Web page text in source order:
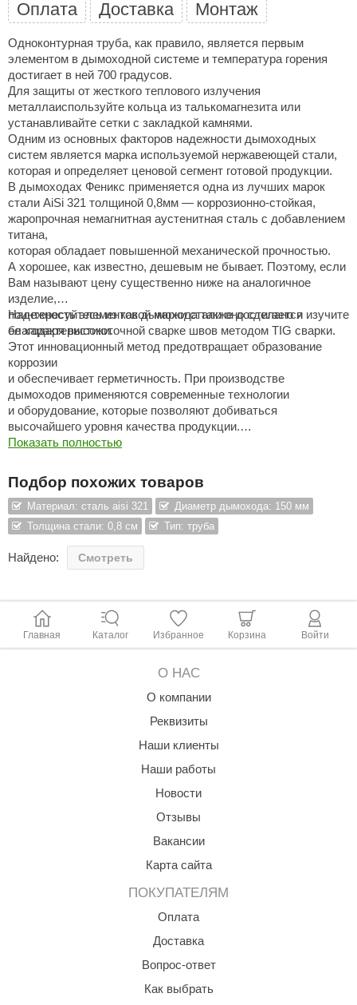
ELEMENTS
Light
Оплата Доставка Монтаж
Одноконтурная труба, как правило, является первым
элементом в дымоходной системе и температура горения
достигает в ней 700 градусов.
Для защиты от жесткого теплового излучения
металлаиспользуйте кольца из талькомагнезита или
устанавливайте сетки с закладкой камнями.
Одним из основных факторов надежности дымоходных
систем является марка используемой нержавеющей стали,
которая и определяет ценовой сегмент готовой продукции.
В дымоходах Феникс применяется одна из лучших марок
стали AiSi 321 толщиной 0,8мм — коррозионно-стойкая,
жаропрочная немагнитная аустенитная сталь с добавлением
титана,
которая обладает повышенной механической прочностью.
А хорошее, как известно, дешевым не бывает. Поэтому, если
Вам называют цену существенно ниже на аналогичное
изделие,
поинтересуйтесь из какой марки стали оно сделано и изучите
ее характеристики.
Надежность элементов дымохода также достигается
благодаря высокоточной сварке швов методом TIG сварки.
Этот инновационный метод предотвращает образование
коррозии
и обеспечивает герметичность. При производстве
дымоходов применяются современные технологии
и оборудование, которые позволяют добиваться
высочайшего уровня качества продукции.
В двухконтурных дымоходах в качестве термоизоляции
с температурой спекания волокон 1000 °C.
Все эти факторы позволяют предоставлять гарантию
на дымоходы Феникс 15 лет.
Внимание: Экономия на дымоходных системах
и их монтаже — основная причина возгораний!
Показать полностью
Подбор похожих товаров
Материал: сталь aisi 321
Диаметр дымохода: 150 мм
Толщина стали: 0,8 см
Тип: труба
Найдено: Смотреть
Главная Каталог Избранное Корзина Войти
О НАС
О компании
Реквизиты
Наши клиенты
Наши работы
Новости
Отзывы
Вакансии
Карта сайта
ПОКУПАТЕЛЯМ
Оплата
Доставка
Вопрос-ответ
Как выбрать